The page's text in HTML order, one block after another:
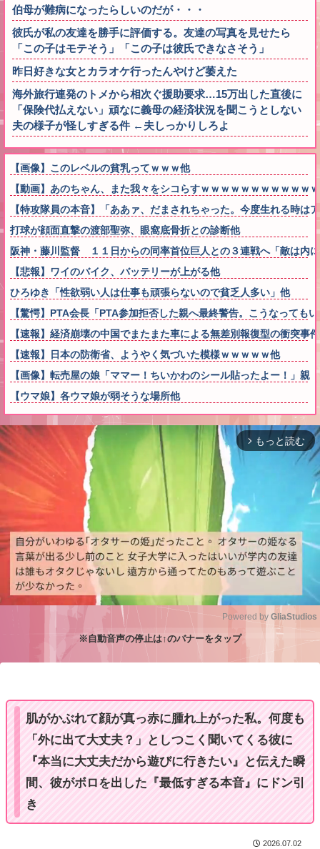
伯母が難病になったらしいのだが・・・
彼氏が私の友達を勝手に評価する。友達の写真を見せたら
「この子はモテそう」「この子は彼氏できなさそう」
昨日好きな女とカラオケ行ったんやけど萎えた
海外旅行連発のトメから相次ぐ援助要求…15万出した直後に
「保険代払えない」頑なに義母の経済状況を聞こうとしない
夫の様子が怪しすぎる件 ←夫しっかりしろよ
【画像】このレベルの貧乳ってｗｗｗ他
【動画】あのちゃん、また我々をシコらすｗｗｗｗｗｗｗｗｗｗｗ
【特攻隊員の本音】「ああァ、だまされちゃった。今度生れる時
打球が顔面直撃の渡部聖弥、眼窩底骨折との診断他
阪神・藤川監督 １１日からの同率首位巨人との３連戦へ「敵は内
【悲報】ワイのバイク、バッテリーが上がる他
ひろゆき「性欲弱い人は仕事も頑張らないので貧乏人多い」他
【驚愕】PTA会長「PTA参加拒否した親へ最終警告。こうなって
【速報】経済崩壊の中国でまたまた車による無差別報復型の衝突事
【速報】日本の防衛省、ようやく気づいた模様ｗｗｗｗｗ他
【画像】転売屋の娘「ママー！ちいかわのシール貼ったよー！」親
【ウマ娘】各ウマ娘が弱そうな場所他
arrow_forward_ios もっと読む
Powered by GliaStudios
※自動音声の停止は↑のバナーをタップ
肌がかぶれて顔が真っ赤に腫れ上がった私。何度も
「外に出て大丈夫？」としつこく聞いてくる彼に
『本当に大丈夫だから遊びに行きたい』と伝えた瞬
間、彼がボロを出した『最低すぎる本音』にドン引
き
2026.07.02